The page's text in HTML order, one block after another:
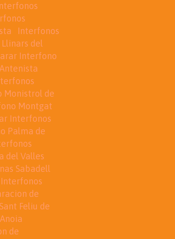
Interfonos
del
Interfono
Antenista
Monistrol de
Montgat
Interfonos
Palma de
del Valles
Sabadell
de
Feliu de
de